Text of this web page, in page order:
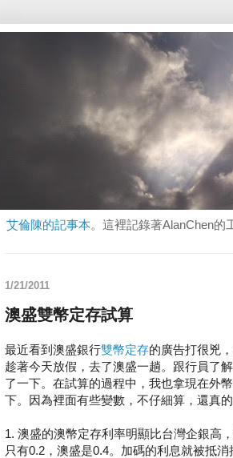
艾倫陳的記事本。這裡記錄著AlanChen的
1/21/2011
澳盛雙幣定存試算
最近看到澳盛銀行雙幣定存的廣告打很兇
趁著今天放假，去了澳盛一趟。跟行員了
了一下。在試算的過程中，我也拿現在外
下。因為裡面有些變數，不仔細算，還真
1. 澳盛的澳幣定存利率明顯比台灣企銀高
只有0.2，澳盛是0.4。加碼的利息就被抵消